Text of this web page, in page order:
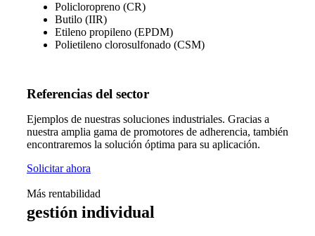
Policloropreno (CR)
Butilo (IIR)
Etileno propileno (EPDM)
Polietileno clorosulfonado (CSM)
Referencias del sector
Ejemplos de nuestras soluciones industriales. Gracias a
nuestra amplia gama de promotores de adherencia, también
encontraremos la solución óptima para su aplicación.
Solicitar ahora
gestión individual
Más rentabilidad